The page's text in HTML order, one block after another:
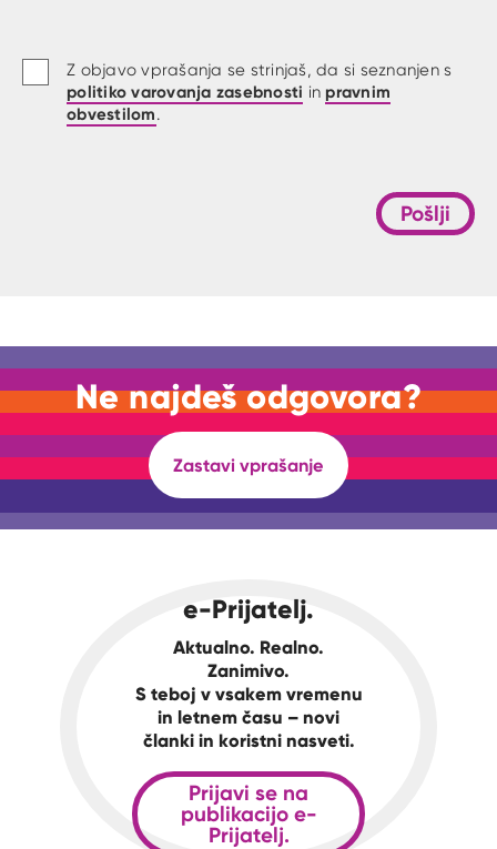
Z objavo vprašanja se strinjaš, da si seznanjen s
politiko varovanja zasebnosti in pravnim
obvestilom.
Pošlji
Ne najdeš odgovora?
Zastavi vprašanje
e-Prijatelj.
Aktualno. Realno.
Zanimivo.
S teboj v vsakem vremenu
in letnem času – novi
članki in koristni nasveti.
Prijavi se na
publikacijo e-
Prijatelj.